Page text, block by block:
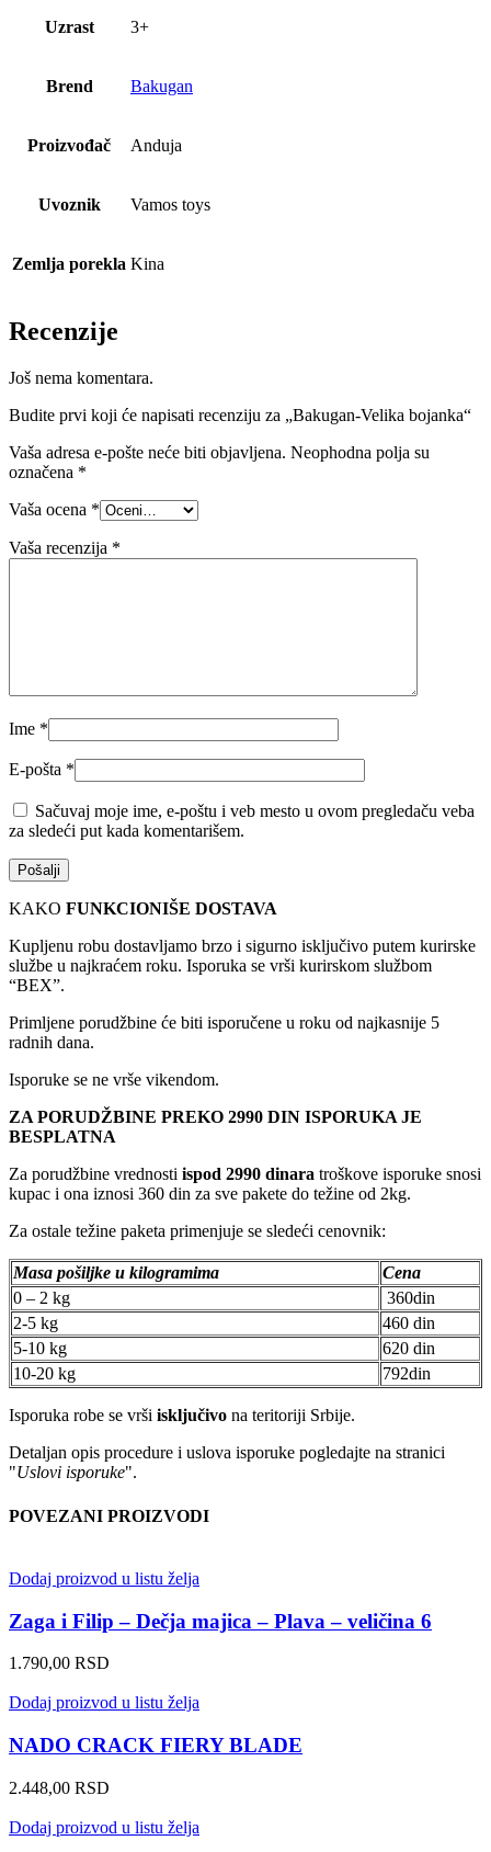
Uzrast 3+
Brend Bakugan
Proizvođač Anduja
Uvoznik Vamos toys
Zemlja porekla Kina
Recenzije
Još nema komentara.
Budite prvi koji će napisati recenziju za „Bakugan-Velika bojanka“
Vaša adresa e-pošte neće biti objavljena. Neophodna polja su
označena *
Vaša ocena *
Vaša recenzija *
Ime *
E-pošta *
Sačuvaj moje ime, e-poštu i veb mesto u ovom pregledaču veba
za sledeći put kada komentarišem.
KAKO FUNKCIONIŠE DOSTAVA
Kupljenu robu dostavljamo brzo i sigurno isključivo putem kurirske
službe u najkraćem roku. Isporuka se vrši kurirskom službom
“BEX”.
Primljene porudžbine će biti isporučene u roku od najkasnije 5
radnih dana.
Isporuke se ne vrše vikendom.
ZA PORUDŽBINE PREKO 2990 DIN ISPORUKA JE
BESPLATNA
Za porudžbine vrednosti ispod 2990 dinara troškove isporuke snosi
kupac i ona iznosi 360 din za sve pakete do težine od 2kg.
Za ostale težine paketa primenjuje se sledeći cenovnik:
Masa pošiljke u kilogramima
Cena
0 – 2 kg
360din
2-5 kg
460 din
5-10 kg
620 din
10-20 kg
792din
Isporuka robe se vrši isključivo na teritoriji Srbije.
Detaljan opis procedure i uslova isporuke pogledajte na stranici
"Uslovi isporuke".
POVEZANI PROIZVODI
Dodaj proizvod u listu želja
Zaga i Filip – Dečja majica – Plava – veličina 6
1.790,00 RSD
Dodaj proizvod u listu želja
NADO CRACK FIERY BLADE
2.448,00 RSD
Dodaj proizvod u listu želja